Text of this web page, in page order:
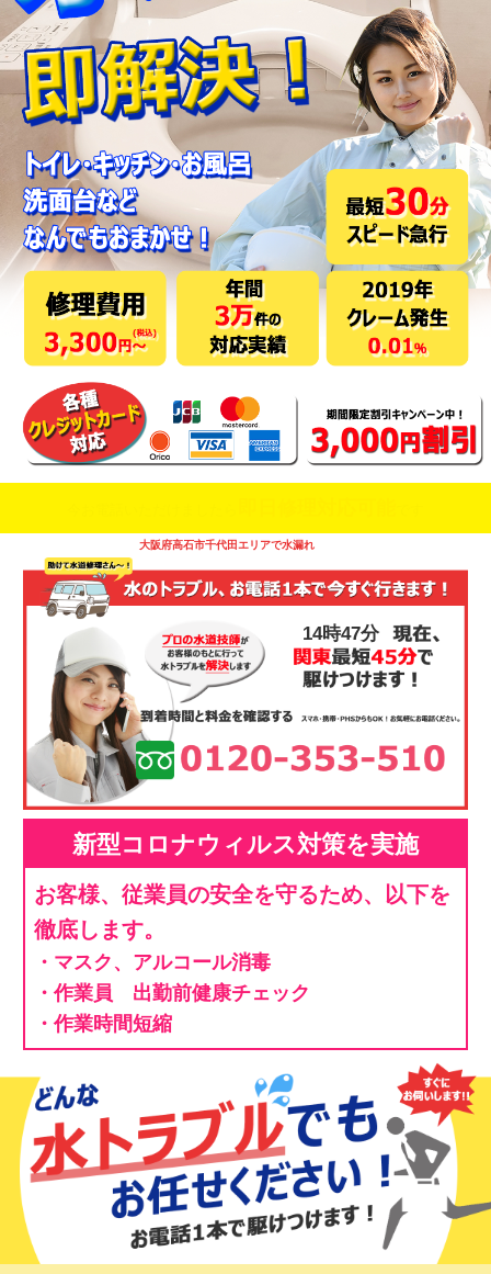
大阪府高石市千代田エリアで水漏れ
14時48分
新型コロナウィルス対策を実施
お客様、従業員の安全を守るため、以下を
徹底します。
・マスク、アルコール消毒
・作業員 出勤前健康チェック
・作業時間短縮